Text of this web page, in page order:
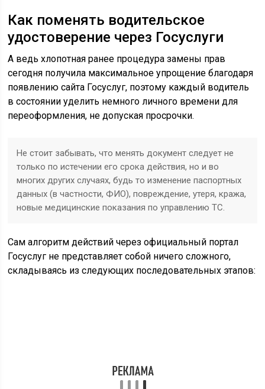
Как поменять водительское
удостоверение через Госуслуги
А ведь хлопотная ранее процедура замены прав
сегодня получила максимальное упрощение благодаря
появлению сайта Госуслуг, поэтому каждый водитель
в состоянии уделить немного личного времени для
переоформления, не допуская просрочки.
Не стоит забывать, что менять документ следует не
только по истечении его срока действия, но и во
многих других случаях, будь то изменение паспортных
данных (в частности, ФИО), повреждение, утеря, кража,
новые медицинские показания по управлению ТС.
Сам алгоритм действий через официальный портал
Госуслуг не представляет собой ничего сложного,
складываясь из следующих последовательных этапов: